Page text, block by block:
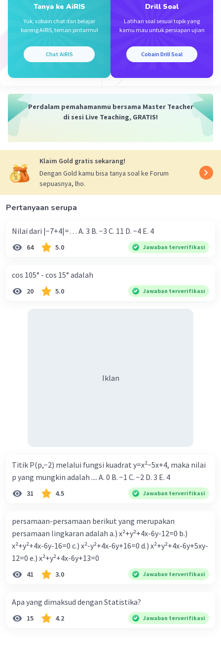
Tanya ke AiRIS
Yuk, cobain chat dan belajar
bareng AiRIS, teman pintarmu!
Chat AiRIS
Drill Soal
Latihan soal sesuai topik yang
kamu mau untuk persiapan ujian
Cobain Drill Soal
Perdalam pemahamanmu bersama Master Teacher
di sesi Live Teaching, GRATIS!
Klaim Gold gratis sekarang!
Dengan Gold kamu bisa tanya soal ke Forum
sepuasnya, lho.
Pertanyaan serupa
Nilai dari |−7+4|=… A. 3 B. −3 C. 11 D. −4 E. 4
64 5.0 Jawaban terverifikasi
cos 105° - cos 15° adalah
20 5.0 Jawaban terverifikasi
Iklan
Titik P(p,−2) melalui fungsi kuadrat y=x²−5x+4, maka nilai
p yang mungkin adalah .... A. 0 B. −1 C. −2 D. 3 E. 4
31 4.5 Jawaban terverifikasi
persamaan-persamaan berikut yang merupakan
persamaan lingkaran adalah a.) x²+y²+4x-6y-12=0 b.)
x²+y²+4x-6y-16=0 c.) x²-y²+4x-6y+16=0 d.) x²+y²+4x-6y+5xy-
12=0 e.) x²+y²+4x-6y+13=0
41 3.0 Jawaban terverifikasi
Apa yang dimaksud dengan Statistika?
15 4.2 Jawaban terverifikasi